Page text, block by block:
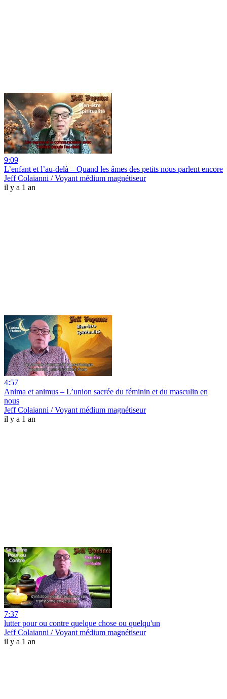
9:09
L’enfant et l’au-delà – Quand les âmes des petits nous parlent encore
Jeff Colaianni / Voyant médium magnétiseur
il y a 1 an
4:57
Anima et animus – L’union sacrée du féminin et du masculin en
nous
Jeff Colaianni / Voyant médium magnétiseur
il y a 1 an
7:37
lutter pour ou contre quelque chose ou quelqu'un
Jeff Colaianni / Voyant médium magnétiseur
il y a 1 an